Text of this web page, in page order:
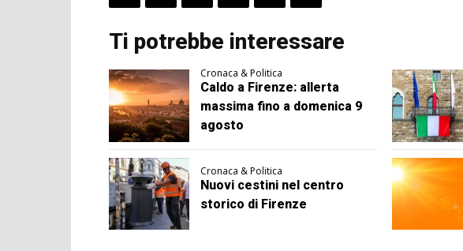
Ti potrebbe interessare
Cronaca & Politica
Caldo a Firenze: allerta
massima fino a domenica 9
agosto
Cronaca & Politica
Nuovi cestini nel centro
storico di Firenze